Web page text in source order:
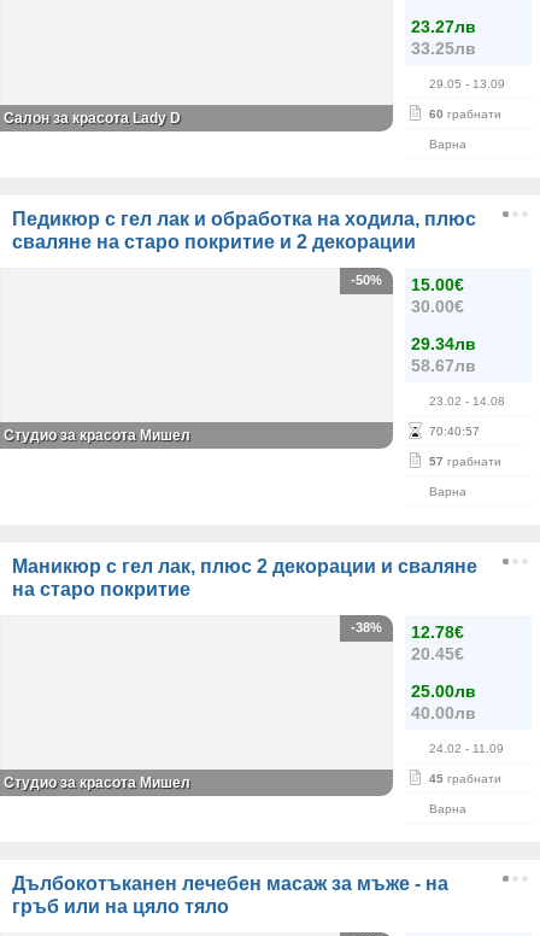
23.27лв
33.25лв
29.05 - 13.09
60 грабнати
Варна
Салон за красота Lady D
Педикюр с гел лак и обработка на ходила, плюс
сваляне на старо покритие и 2 декорации
15.00€
30.00€
29.34лв
58.67лв
23.02 - 14.08
70:40:56
57 грабнати
Варна
-50%
Студио за красота Мишел
Маникюр с гел лак, плюс 2 декорации и сваляне
на старо покритие
12.78€
20.45€
25.00лв
40.00лв
24.02 - 11.09
45 грабнати
Варна
-38%
Студио за красота Мишел
Дълбокотъканен лечебен масаж за мъже - на
гръб или на цяло тяло